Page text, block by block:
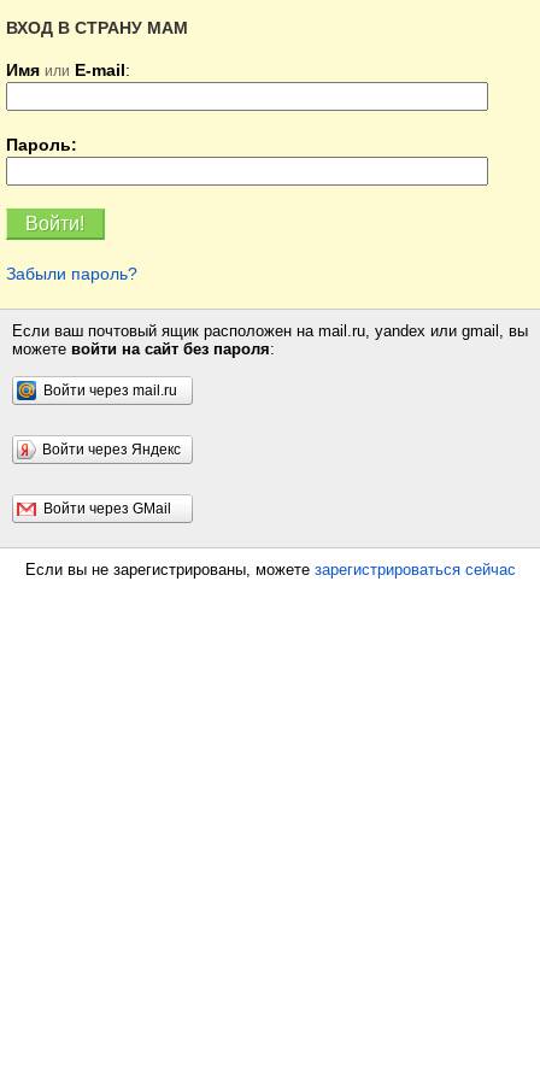
ВХОД В СТРАНУ МАМ
Имя или E-mail:
Пароль:
Забыли пароль?
Если ваш почтовый ящик расположен на mail.ru, yandex или gmail, вы
можете войти на сайт без пароля:
Войти через mail.ru
Войти через Яндекс
Войти через GMail
Если вы не зарегистрированы, можете зарегистрироваться сейчас